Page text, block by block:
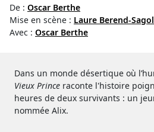
De : Oscar Berthe
Mise en scène : Laure Berend-
Avec : Oscar Berthe
Dans un monde désertique où
Vieux Prince raconte l'histoire
heures de deux survivants : un
nommée Alix.